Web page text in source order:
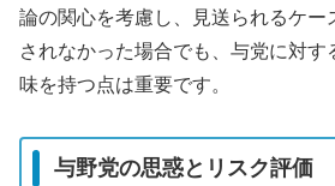
論の関心を考慮し、見送られるケー
されなかった場合でも、与党に対
味を持つ点は重要です。
与野党の思惑とリスク評価